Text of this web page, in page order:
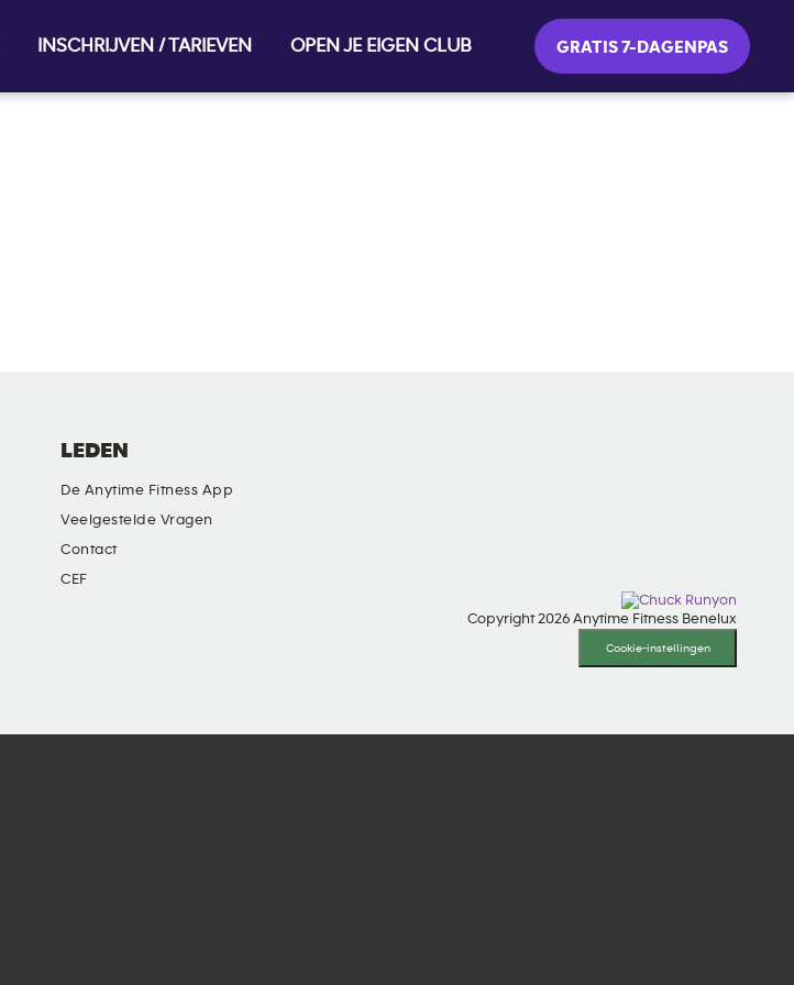
INSCHRIJVEN / TARIEVEN OPEN JE EIGEN CLUB GRATIS 7-DAGENPAS
LEDEN
De Anytime Fitness App
Veelgestelde Vragen
Contact
CEF
Copyright 2026 Anytime Fitness Benelux
Cookie-instellingen